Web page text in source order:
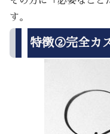
す。
特徴②完全カ